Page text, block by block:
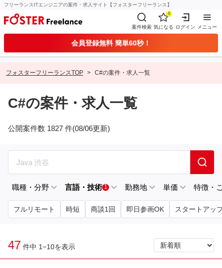
フリーランスITエンジニアの案件・求人サイト【フォスターフリーランス】
案件検索
0
気になる ログイン メニュー
会員登録無料 簡単60秒！
フォスターフリーランスTOP C#の案件・求人一覧
C#の案件・求人一覧
公開案件数 1827 件(08/06更新)
職種・分野 言語・技術 1 勤務地 単価 特徴・
フルリモート 時短 商談1回 即日参画OK スタートアッ
47 件中 1−10を表示